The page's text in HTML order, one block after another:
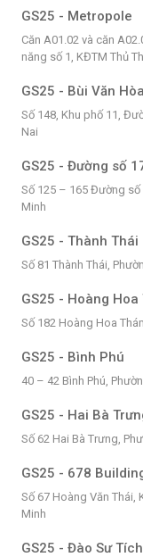
GS25 - Metropole
Căn A01.02 và căn
năng số 1, KĐTM Thủ
GS25 - Bùi Văn
Số 148, Khu phố 11,
Nai
GS25 - Đường số
Số 125 – 165 Đường số
Minh
GS25 - Thành Thái
Số 81 Thành Thái,
GS25 - Hoàng Hoa
Số 182 Hoàng Hoa
GS25 - Bình Phú
40 – 42 Bình Phú,
GS25 - Hai Bà
Số 62 Hai Bà Trưng,
GS25 - 678
Số 67 Hoàng Văn Thái,
Minh
GS25 - Đào Sư Tích